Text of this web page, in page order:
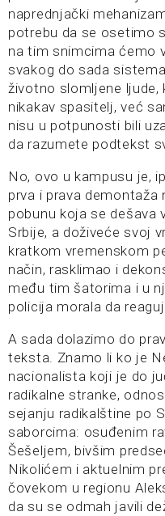
naprednjački
potrebu da se osetimo
na tim snimcima ćemo
svakog do sada
životno slomljene ljude,
nikakav spasitelj, već
nisu u potpunosti bili
da razumete podtekst
No, ovo u kampusu je,
prva i prava
pobunu koja se dešava
Srbije, a doživeće svoj
kratkom vremenskom
način, rasklimao i
među tim šatorima i u
policija morala da
A sada dolazimo do
teksta. Znamo li ko je
nacionalista koji je do
radikalne stranke,
sejanju radikalštine po
saborcima: osuđenim
Šešeljem, bivšim
Nikolićem i aktuelnim
čovekom u regionu
da su se odmah javili